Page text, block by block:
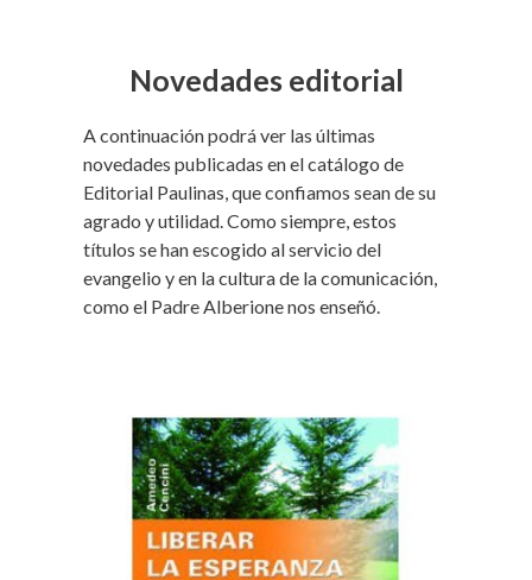
Novedades editorial
A continuación podrá ver las últimas
novedades publicadas en el catálogo de
Editorial Paulinas, que confiamos sean de su
agrado y utilidad. Como siempre, estos
títulos se han escogido al servicio del
evangelio y en la cultura de la comunicación,
como el Padre Alberione nos enseñó.